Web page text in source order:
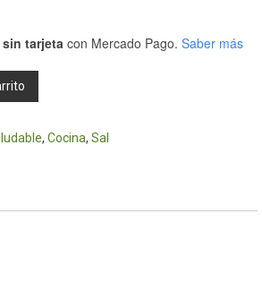
tarjeta con Mercado Pago. Saber más
,Cocina,Sal